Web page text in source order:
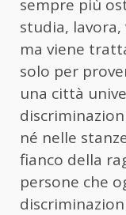
sempre più
studia,
ma viene
solo per
una città
né nelle
fianco della
persone che